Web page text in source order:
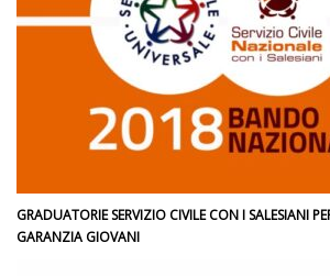
GRADUATORIE SERVIZIO CIVILE CON I SALESIANI
GARANZIA GIOVANI